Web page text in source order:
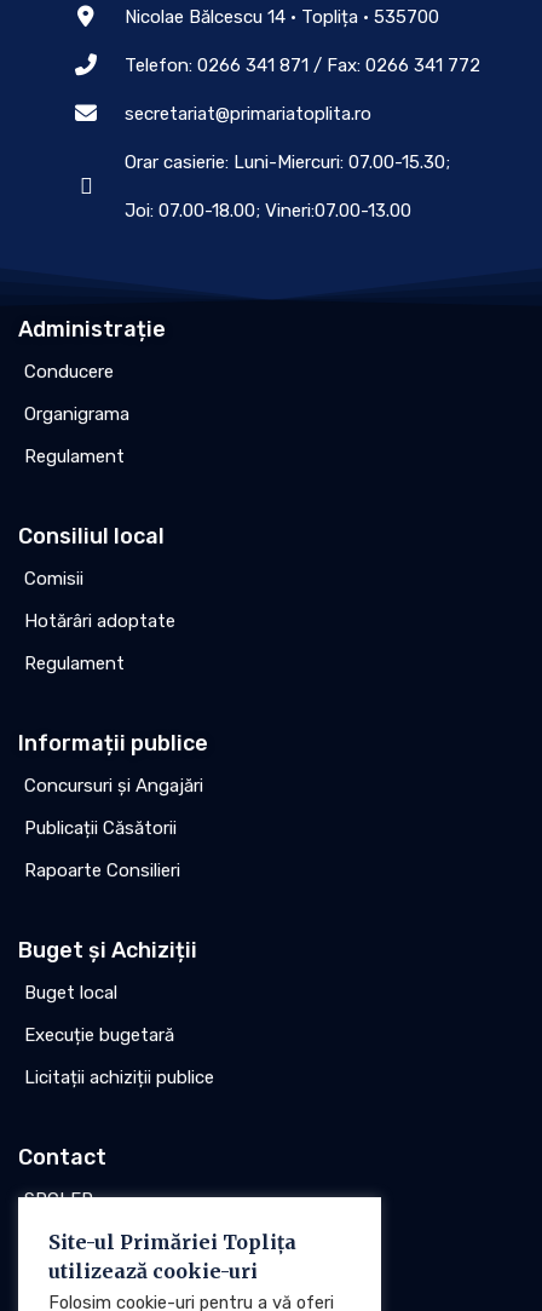
Nicolae Bălcescu 14 • Toplița • 535700
Telefon: 0266 341 871 / Fax: 0266 341 772
secretariat@primariatoplita.ro
Orar casierie: Luni-Miercuri: 07.00-15.30;
Joi: 07.00-18.00; Vineri:07.00-13.00
Administrație
Conducere
Organigrama
Regulament
Consiliul local
Comisii
Hotărâri adoptate
Regulament
Informații publice
Concursuri și Angajări
Publicații Căsătorii
Rapoarte Consilieri
Buget și Achiziții
Buget local
Execuție bugetară
Licitații achiziții publice
Contact
SPCLEP
Stare civilă
Poliția locală
Site-ul Primăriei Toplița
utilizează cookie-uri
Folosim cookie-uri pentru a vă oferi